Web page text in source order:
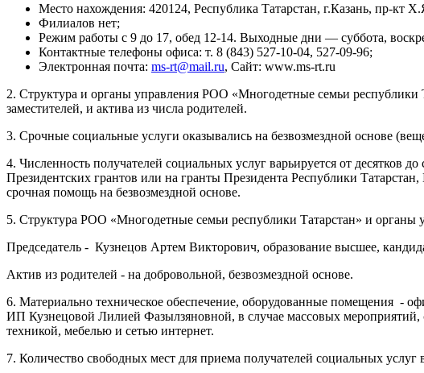
Место нахождения: 420124, Республика Татарстан, г.Казань, пр-кт
Филиалов нет;
Режим работы с 9 до 17, обед 12-14. Выходные дни — суббота,
Контактные телефоны офиса: т. 8 (843) 527-10-04, 527-09-96;
Электронная почта: ms-rt@mail.ru, Сайт: www.ms-rt.ru
2. Структура и органы управления РОО «Многодетные семьи республики
заместителей, и актива из числа родителей.
3. Срочные социальные услуги оказывались на безвозмездной основе
4. Численность получателей социальных услуг варьируется от десятков
Президентских грантов или на гранты Президента Республики
срочная помощь на безвозмездной основе.
5. Структура РОО «Многодетные семьи республики Татарстан» и органы
Председатель - Кузнецов Артем Викторович, образование высшее,
Актив из родителей - на добровольной, безвозмездной основе.
6. Материально техническое обеспечение, оборудованные помещения -
ИП Кузнецовой Лилией Фазылзяновной, в случае массовых
техникой, мебелью и сетью интернет.
7. Количество свободных мест для приема получателей социальных